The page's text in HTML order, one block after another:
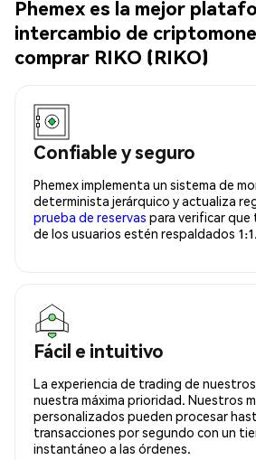
Phemex es la mejor
intercambio de
comprar RIKO (RIKO)
Confiable y seguro
Phemex implementa un sistema de
determinista jerárquico y actualiza
prueba de reservas para verificar
de los usuarios estén respaldados 1:1.
Fácil e intuitivo
La experiencia de trading de
nuestra máxima prioridad. Nuestros
personalizados pueden procesar
transacciones por segundo con un
instantáneo a las órdenes.